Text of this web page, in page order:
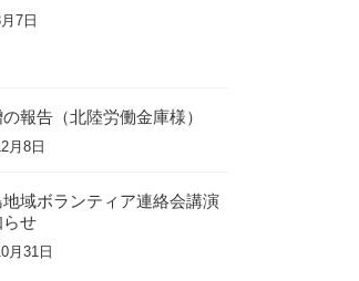
7日
報告（北陸労働金庫様）
月8日
域ボランティア連絡会講演
せ
月31日